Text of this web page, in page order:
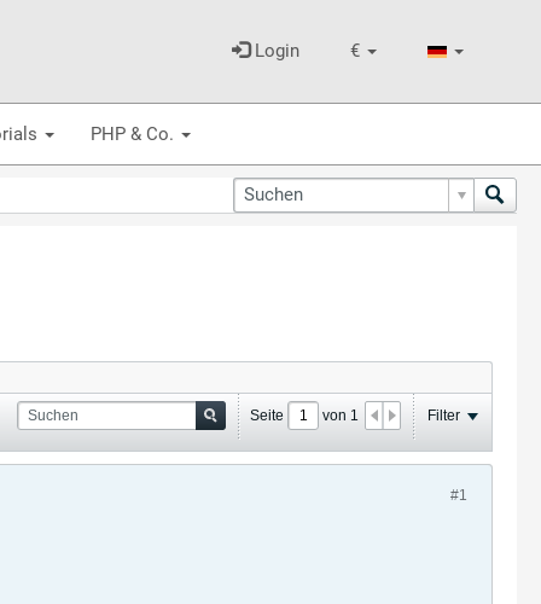
€
Login
PHP & Co.
Seite von 1 Filter
#1